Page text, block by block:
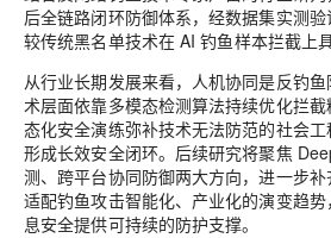
后全链路闭环防御体系，经数据集实测
较传统黑名单技术在 AI 钓鱼样本拦截上
从行业长期发展来看，人机协同是反钓
术层面依靠多模态检测算法持续优化拦
态化安全演练弥补技术无法防范的社会
形成长效安全闭环。后续研究将聚焦
测、跨平台协同防御两大方向，进一步
适配钓鱼攻击智能化、产业化的演变趋
息安全提供可持续的防护支撑。